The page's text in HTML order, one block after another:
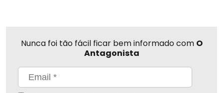
Nunca foi tão fácil ficar bem informado com O
Antagonista